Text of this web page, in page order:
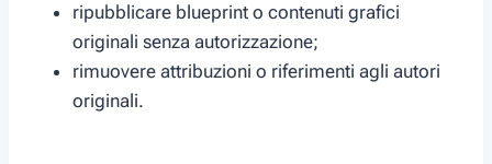
ripubblicare blueprint o contenuti grafici
originali senza autorizzazione;
rimuovere attribuzioni o riferimenti agli autori
originali.